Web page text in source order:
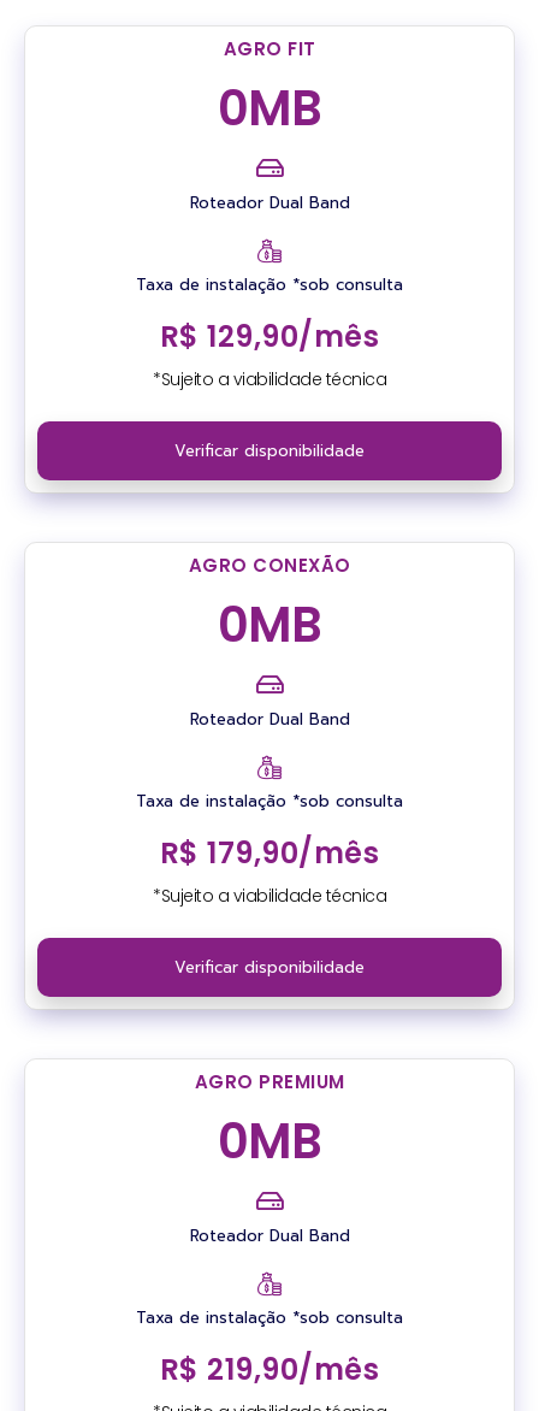
AGRO FIT
0MB
Roteador Dual Band
Taxa de instalação *sob consulta
R$ 129,90/mês
*Sujeito a viabilidade técnica
Verificar disponibilidade
AGRO CONEXÃO
0MB
Roteador Dual Band
Taxa de instalação *sob consulta
R$ 179,90/mês
*Sujeito a viabilidade técnica
Verificar disponibilidade
AGRO PREMIUM
0MB
Roteador Dual Band
Taxa de instalação *sob consulta
R$ 219,90/mês